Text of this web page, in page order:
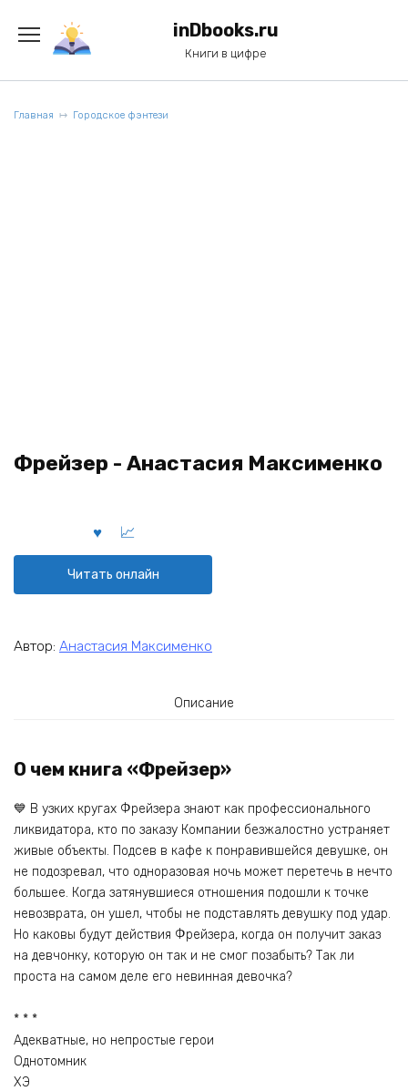
содержанию
inDbooks.ru
Книги в цифре
Главная Городское фэнтези
Фрейзер - Анастасия Максименко
Читать онлайн
Автор: Анастасия Максименко
Описание
О чем книга «Фрейзер»
💙 В узких кругах Фрейзера знают как профессионального
ликвидатора, кто по заказу Компании безжалостно устраняет
живые объекты. Подсев в кафе к понравившейся девушке, он
не подозревал, что одноразовая ночь может перетечь в нечто
большее. Когда затянувшиеся отношения подошли к точке
невозврата, он ушел, чтобы не подставлять девушку под удар.
Но каковы будут действия Фрейзера, когда он получит заказ
на девчонку, которую он так и не смог позабыть? Так ли
проста на самом деле его невинная девочка?
* * *
Адекватные, но непростые герои
Однотомник
ХЭ